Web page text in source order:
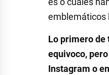
emblemáticos
Lo primero de
equivoco,
Instagram o